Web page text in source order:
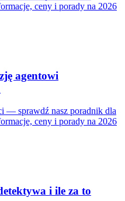
ceny i porady na 2026
agentowi
— sprawdź nasz poradnik dla
ceny i porady na 2026
i ile za to